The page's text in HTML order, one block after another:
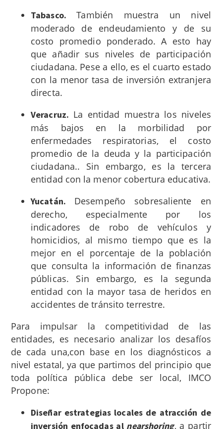
Tabasco.También muestra un nivel
moderado de endeudamiento y de su
costo promedio ponderado. A esto hay
que añadir sus niveles de participación
ciudadana. Pese a ello, es el cuarto estado
con la menor tasa de inversión extranjera
directa.
Veracruz. La entidad muestra los niveles
más bajos en la morbilidad por
enfermedades respiratorias, el costo
promedio de la deuda y la participación
ciudadana.. Sin embargo, es la tercera
entidad con la menor cobertura educativa.
Yucatán. Desempeño sobresaliente en
derecho, especialmente por los
indicadores de robo de vehículos y
homicidios, al mismo tiempo que es la
mejor en el porcentaje de la población
que consulta la información de finanzas
públicas. Sin embargo, es la segunda
entidad con la mayor tasa de heridos en
accidentes de tránsito terrestre.
Para impulsar la competitividad de las
entidades, es necesario analizar los desafíos
de cada una,con base en los diagnósticos a
nivel estatal, ya que partimos del principio que
toda política pública debe ser local, IMCO
Propone:
Diseñar estrategias locales de atracción de
inversión enfocadas al nearshoring, a partir